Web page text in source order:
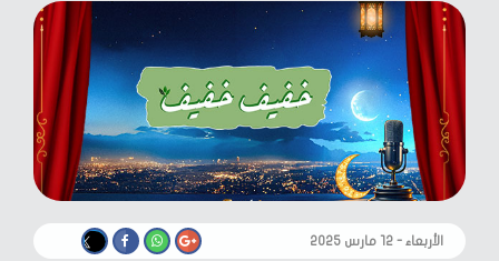
الأربعاء - ١٢ مارس ٢٠٢٥